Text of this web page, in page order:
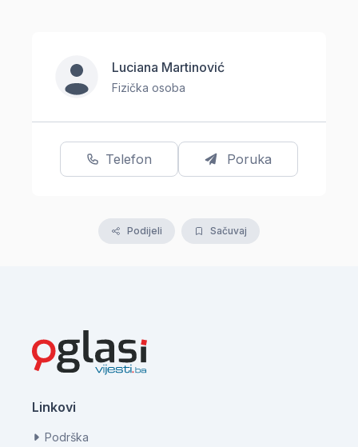
Luciana Martinović
Fizička osoba
Telefon Poruka
Podijeli Sačuvaj
Linkovi
Podrška